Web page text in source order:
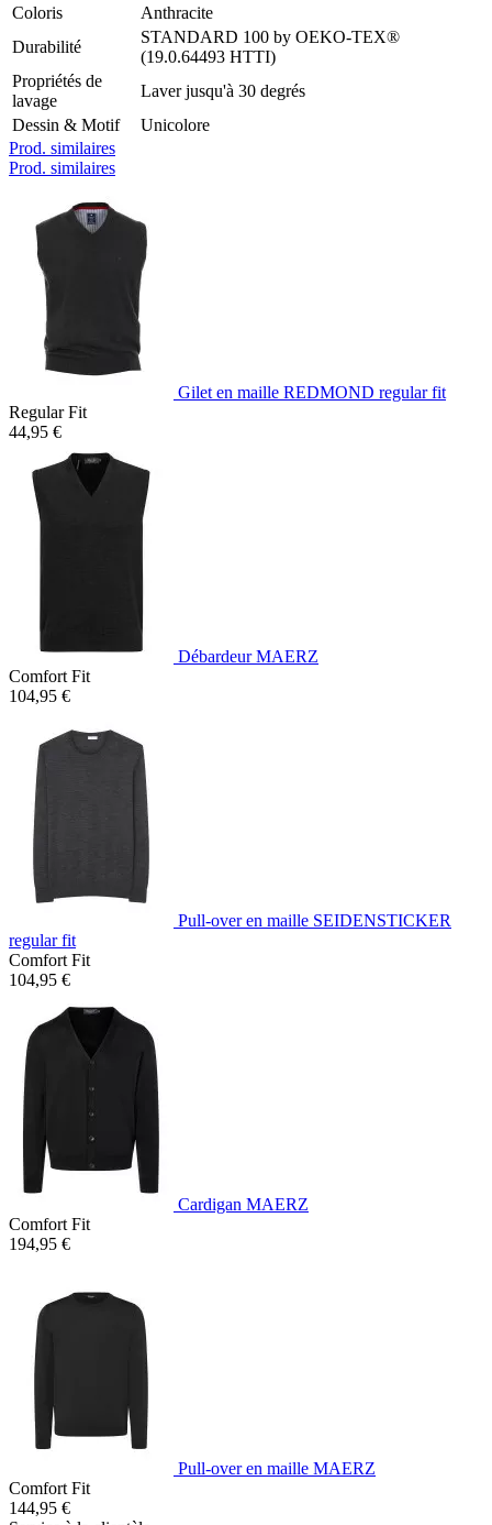
Coloris
Anthracite
Durabilité
STANDARD 100 by OEKO-TEX®
(19.0.64493 HTTI)
Propriétés de
lavage
Laver jusqu'à 30 degrés
Dessin & Motif
Unicolore
Prod. similaires
Prod. similaires
Gilet en maille REDMOND regular fit
Regular Fit
44,95 €
Débardeur MAERZ
Comfort Fit
104,95 €
Pull-over en maille SEIDENSTICKER
regular fit
Comfort Fit
104,95 €
Cardigan MAERZ
Comfort Fit
194,95 €
Pull-over en maille MAERZ
Comfort Fit
144,95 €